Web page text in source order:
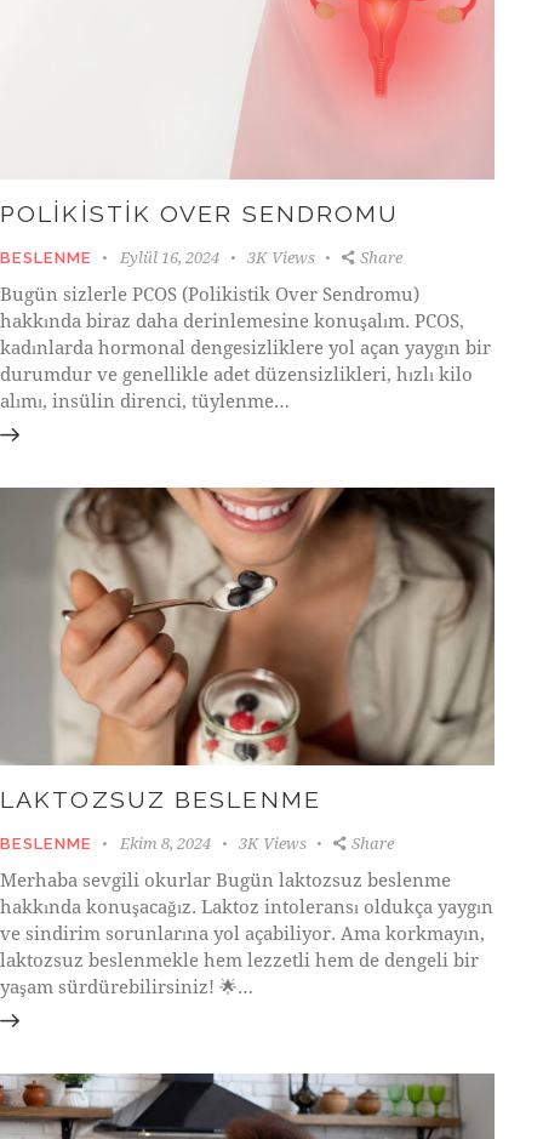
POLIKISTIK OVER SENDROMU
BESLENME Eylül 16, 2024 3K Views Share
Bugün sizlerle PCOS (Polikistik Over Sendromu)
hakkında biraz daha derinlemesine konuşalım. PCOS,
kadınlarda hormonal dengesizliklere yol açan yaygın bir
durumdur ve genellikle adet düzensizlikleri, hızlı kilo
alımı, insülin direnci, tüylenme…
LAKTOZSUZ BESLENME
BESLENME Ekim 8, 2024 3K Views Share
Merhaba sevgili okurlar Bugün laktozsuz beslenme
hakkında konuşacağız. Laktoz intoleransı oldukça yaygın
ve sindirim sorunlarına yol açabiliyor. Ama korkmayın,
laktozsuz beslenmekle hem lezzetli hem de dengeli bir
yaşam sürdürebilirsiniz! 🌟…